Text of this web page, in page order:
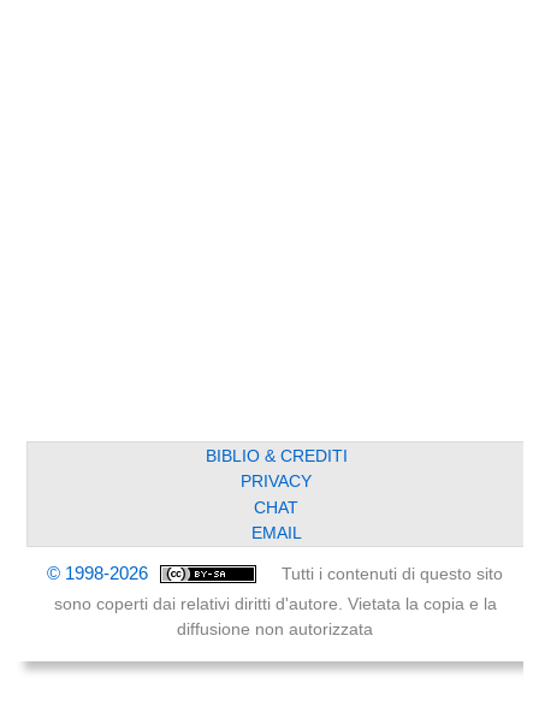
BIBLIO & CREDITI
PRIVACY
CHAT
EMAIL
© 1998-2026
Tutti i contenuti di questo sito
sono coperti dai relativi diritti d'autore. Vietata la copia e la
diffusione non autorizzata